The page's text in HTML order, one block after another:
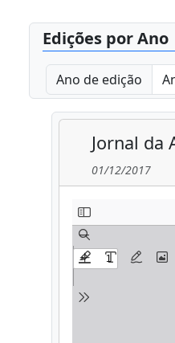
Edições por Ano
Ano de edição
Jornal da
01/12/2017